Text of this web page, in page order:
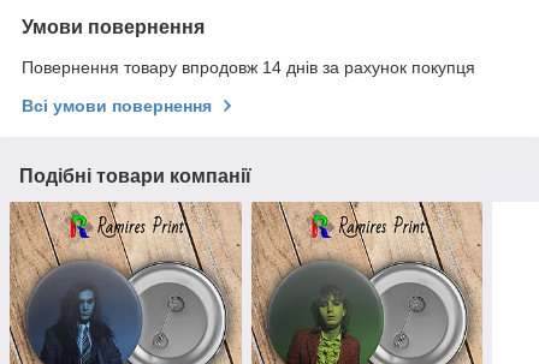
Умови повернення
Повернення товару впродовж 14 днів за рахунок покупця
Всі умови повернення
Подібні товари компанії